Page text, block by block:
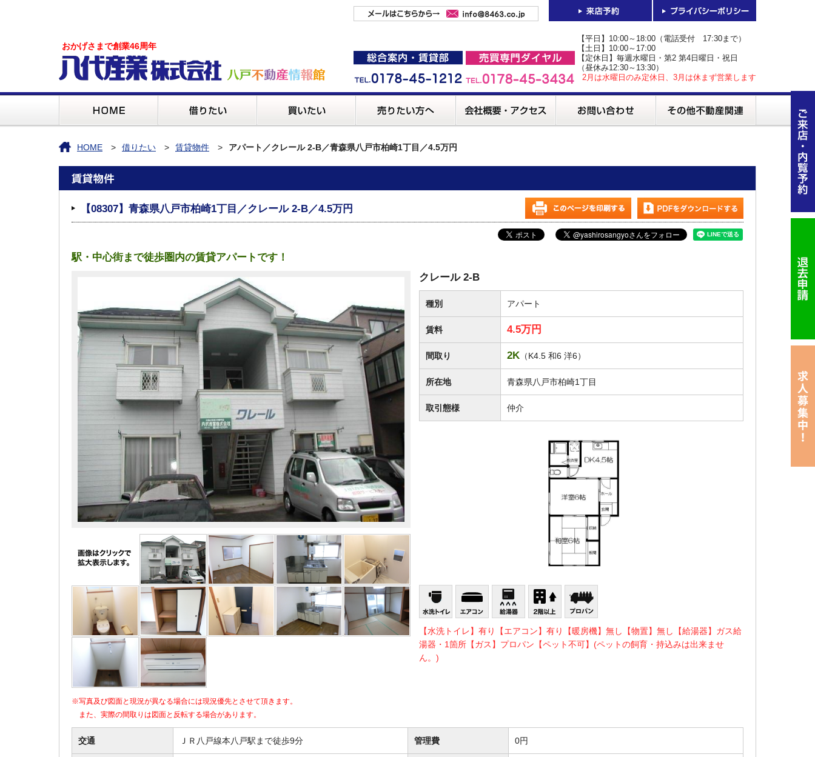
おかげさまで創業46周年
【平日】10:00～18:00（電話受付 17:30まで）
【土日】10:00～17:00
【定休日】毎週水曜日・第2 第4日曜日・祝日
（昼休み12:30～13:30）
2月は水曜日のみ定休日、3月は休まず営業します
HOME 借りたい 賃貸物件 アパート／クレール 2-B／青森県八戸市柏崎1丁目／4.5万円
【08307】青森県八戸市柏崎1丁目／クレール 2-B／4.5万円
駅・中心街まで徒歩圏内の賃貸アパートです！
※写真及び図面と現況が異なる場合には現況優先とさせて頂きます。
また、実際の間取りは図面と反転する場合があります。
クレール 2-B
種別 アパート
賃料 4.5万円
間取り 2K （K4.5 和6 洋6）
所在地 青森県八戸市柏崎1丁目
取引態様 仲介
【水洗トイレ】有り【エアコン】有り【暖房機】無し【物置】無し【給湯器】ガス給
湯器・1箇所【ガス】プロパン【ペット不可】(ペットの飼育・持込みは出来ませ
ん。)
交通 ＪＲ八戸線本八戸駅まで徒歩9分 管理費 0円